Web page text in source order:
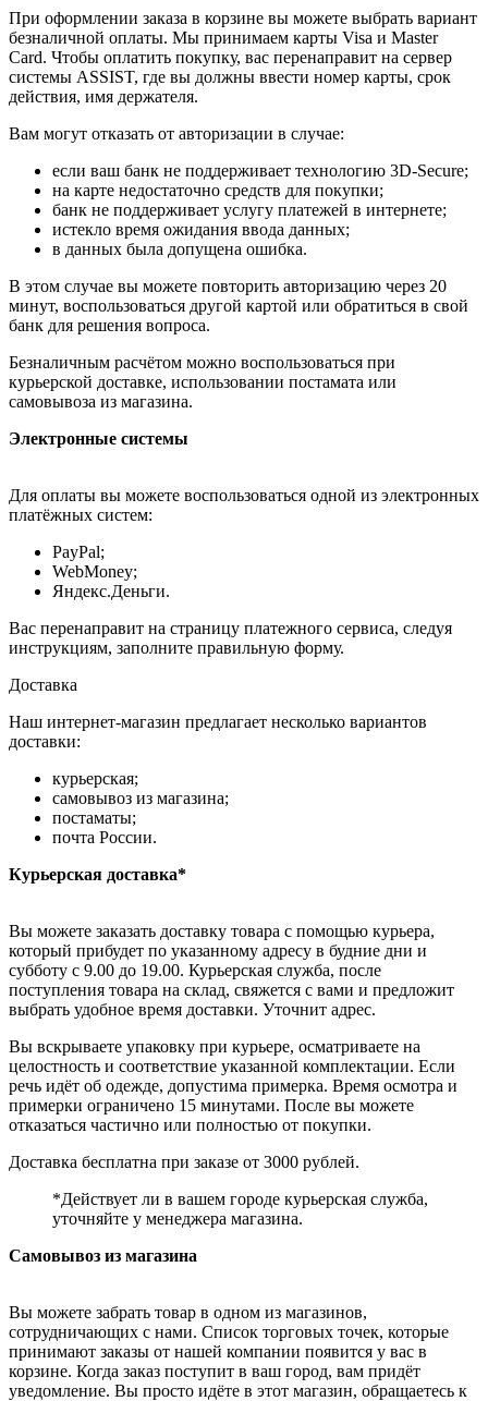
При оформлении заказа в корзине вы можете выбрать вариант
безналичной оплаты. Мы принимаем карты Visa и Master
Card. Чтобы оплатить покупку, вас перенаправит на сервер
системы ASSIST, где вы должны ввести номер карты, срок
действия, имя держателя.
Вам могут отказать от авторизации в случае:
если ваш банк не поддерживает технологию 3D-Secure;
на карте недостаточно средств для покупки;
банк не поддерживает услугу платежей в интернете;
истекло время ожидания ввода данных;
в данных была допущена ошибка.
В этом случае вы можете повторить авторизацию через 20
минут, воспользоваться другой картой или обратиться в свой
банк для решения вопроса.
Безналичным расчётом можно воспользоваться при
курьерской доставке, использовании постамата или
самовывоза из магазина.
Электронные системы
Для оплаты вы можете воспользоваться одной из электронных
платёжных систем:
PayPal;
WebMoney;
Яндекс.Деньги.
Вас перенаправит на страницу платежного сервиса, следуя
инструкциям, заполните правильную форму.
Доставка
Наш интернет-магазин предлагает несколько вариантов
доставки:
курьерская;
самовывоз из магазина;
постаматы;
почта России.
Курьерская доставка*
Вы можете заказать доставку товара с помощью курьера,
который прибудет по указанному адресу в будние дни и
субботу с 9.00 до 19.00. Курьерская служба, после
поступления товара на склад, свяжется с вами и предложит
выбрать удобное время доставки. Уточнит адрес.
Вы вскрываете упаковку при курьере, осматриваете на
целостность и соответствие указанной комплектации. Если
речь идёт об одежде, допустима примерка. Время осмотра и
примерки ограничено 15 минутами. После вы можете
отказаться частично или полностью от покупки.
Доставка бесплатна при заказе от 3000 рублей.
*Действует ли в вашем городе курьерская служба,
уточняйте у менеджера магазина.
Самовывоз из магазина
Вы можете забрать товар в одном из магазинов,
сотрудничающих с нами. Список торговых точек, которые
принимают заказы от нашей компании появится у вас в
корзине. Когда заказ поступит в ваш город, вам придёт
уведомление. Вы просто идёте в этот магазин, обращаетесь к